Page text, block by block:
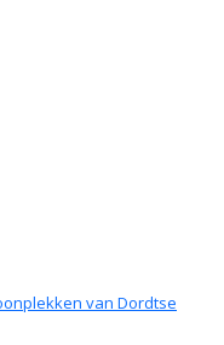
van Dordtse